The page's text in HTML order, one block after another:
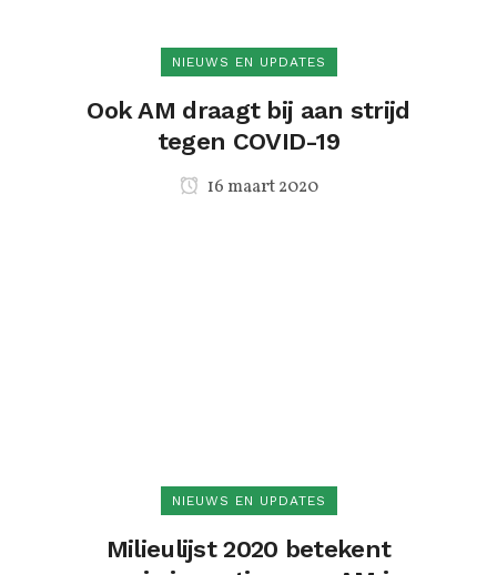
NIEUWS EN UPDATES
Ook AM draagt bij aan strijd
tegen COVID-19
16 maart 2020
NIEUWS EN UPDATES
Milieulijst 2020 betekent